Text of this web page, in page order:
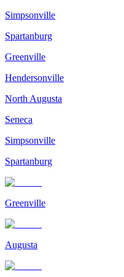
Simpsonville
Spartanburg
Greenville
Hendersonville
North Augusta
Seneca
Simpsonville
Spartanburg
Greenville
Augusta